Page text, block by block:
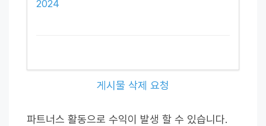
2024
게시물 삭제 요청
파트너스 활동으로 수익이 발생 할 수 있습니다.